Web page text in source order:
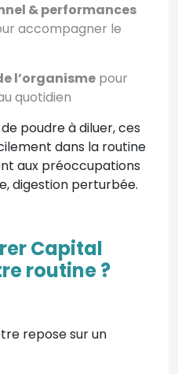
& performances
accompagner le
l’organisme pour
quotidien
poudre à diluer, ces
dans la routine
aux préoccupations
digestion perturbée.
Capital
routine ?
repose sur un